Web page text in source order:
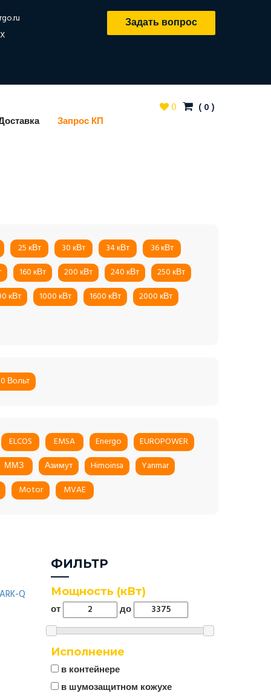
Задать вопрос
Запрос КП
0 ( 0)
25 кВт 30 кВт 34 кВт
36 кВт
160 кВт 200 кВт 240 кВт
250 кВт
кВт 1000 кВт 1600 кВт
2000 кВт
Вольт
ELCOS EMSA Energo
EUROPOWER
ММЗ Азимут Himoinsa
Yanmar
Motor MVAE
ФИЛЬТР
Мощность (кВт)
от до
Исполнение
в контейнере
в шумозащитном кожухе